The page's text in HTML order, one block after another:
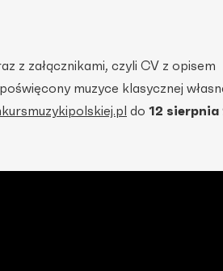
z załącznikami, czyli CV z opisem
muzyce klasycznej
do 12 sierpnia